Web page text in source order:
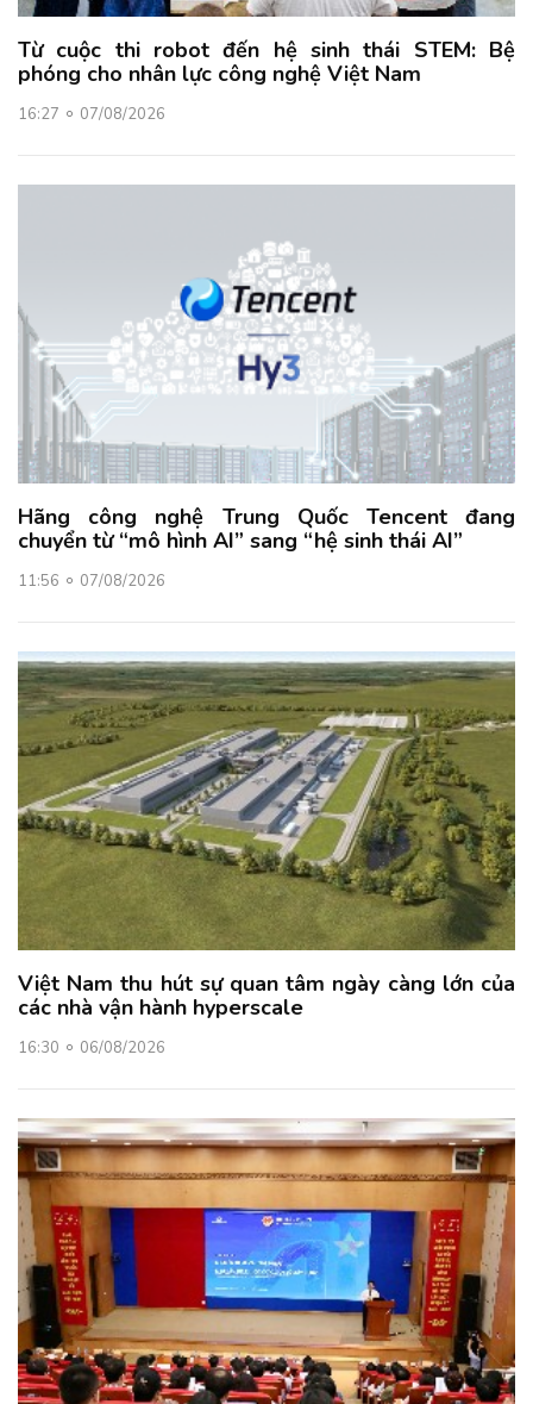
Từ cuộc thi robot đến hệ sinh thái STEM: Bệ
phóng cho nhân lực công nghệ Việt Nam
16:27 07/08/2026
Hãng công nghệ Trung Quốc Tencent đang
chuyển từ “mô hình AI” sang “hệ sinh thái AI”
11:56 07/08/2026
Việt Nam thu hút sự quan tâm ngày càng lớn của
các nhà vận hành hyperscale
16:30 06/08/2026